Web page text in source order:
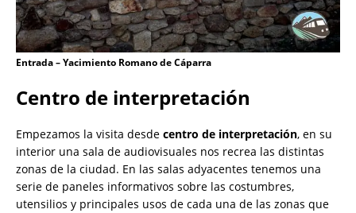
Entrada – Yacimiento Romano de Cáparra
Centro de interpretación
Empezamos la visita desde centro de interpretación, en su
interior una sala de audiovisuales nos recrea las distintas
zonas de la ciudad. En las salas adyacentes tenemos una
serie de paneles informativos sobre las costumbres,
utensilios y principales usos de cada una de las zonas que